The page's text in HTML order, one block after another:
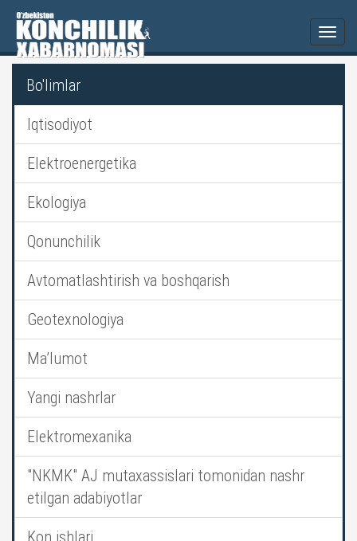
Bo'limlar
Iqtisodiyot
Elektroenergetika
Ekologiya
Qonunchilik
Avtomatlashtirish va boshqarish
Geotexnologiya
Ma’lumot
Yangi nashrlar
Elektromexanika
"NKMK" AJ mutaxassislari tomonidan nashr
etilgan adabiyotlar
Kon ishlari